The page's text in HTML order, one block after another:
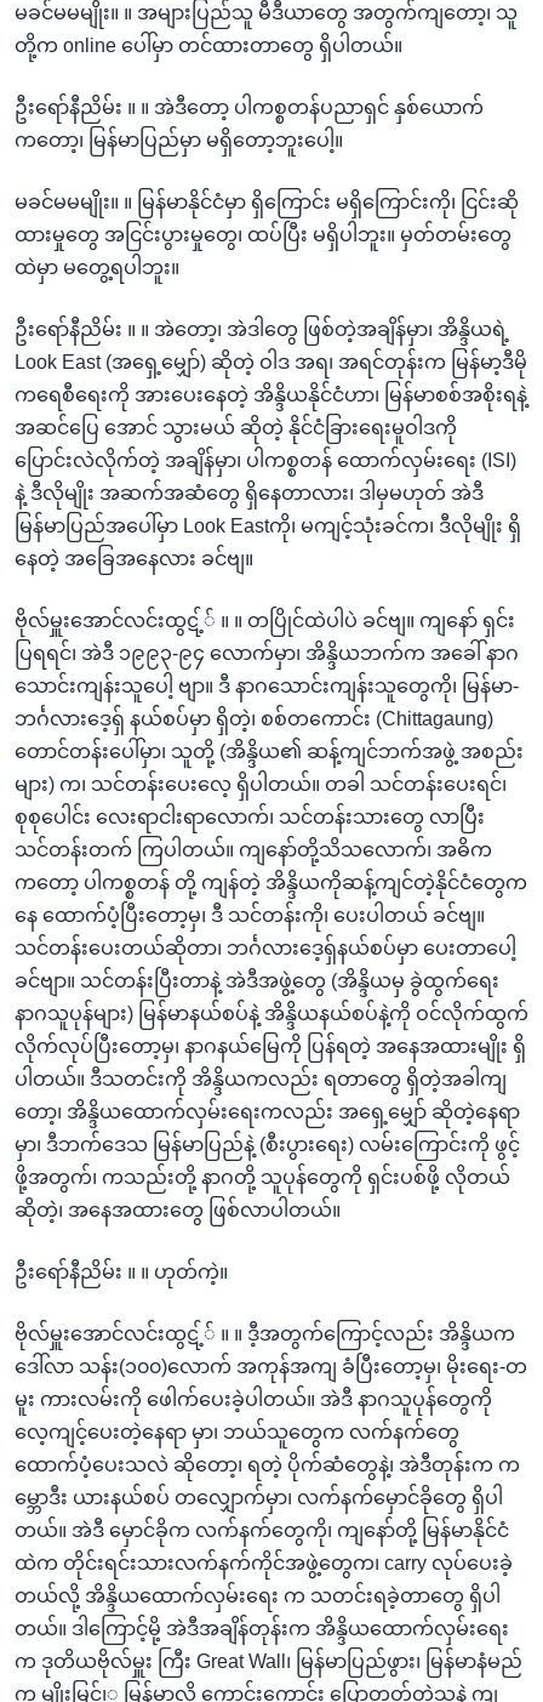
မခင်မမမျိုး။ ။ အများပြည်သူ မီဒီယာတွေ အတွက်ကျတော့၊ သူ
တို့က online ပေါ်မှာ တင်ထားတာတွေ ရှိပါတယ်။
ဦးရော်နီညိမ်း ။ ။ အဲဒီတော့ ပါကစ္စတန်ပညာရှင် နှစ်ယောက်
ကတော့၊ မြန်မာပြည်မှာ မရှိတော့ဘူးပေါ့။
မခင်မမမျိုး။ ။ မြန်မာနိုင်ငံမှာ ရှိကြောင်း မရှိကြောင်းကို၊ ငြင်းဆို
ထားမှုတွေ အငြင်းပွားမှုတွေ၊ ထပ်ပြီး မရှိပါဘူး။ မှတ်တမ်းတွေ
ထဲမှာ မတွေ့ရပါဘူး။
ဦးရော်နီညိမ်း ။ ။ အဲတော့၊ အဲဒါတွေ ဖြစ်တဲ့အချိန်မှာ၊ အိန္ဒိယရဲ့
Look East (အရှေ့မျှော်) ဆိုတဲ့ ဝါဒ အရ၊ အရင်တုန်းက မြန်မာ့ဒီမို
ကရေစီရေးကို အားပေးနေတဲ့ အိန္ဒိယနိုင်ငံဟာ၊ မြန်မာစစ်အစိုးရနဲ့
အဆင်ပြေ အောင် သွားမယ် ဆိုတဲ့ နိုင်ငံခြားရေးမူဝါဒကို
ပြောင်းလဲလိုက်တဲ့ အချိန်မှာ၊ ပါကစ္စတန် ထောက်လှမ်းရေး (ISI)
နဲ့ ဒီလိုမျိုး အဆက်အဆံတွေ ရှိနေတာလား၊ ဒါမှမဟုတ် အဲဒီ
မြန်မာပြည်အပေါ်မှာ Look Eastကို၊ မကျင့်သုံးခင်က၊ ဒီလိုမျိုး ရှိ
နေတဲ့ အခြေအနေလား ခင်ဗျ။
ဗိုလ်မှူးအောင်လင်းထွဋ့်် ။ ။ တပြိုင်ထဲပါပဲ ခင်ဗျ။ ကျနော် ရှင်း
ပြရရင်၊ အဲဒီ ၁၉၉၃-၉၄ လောက်မှာ၊ အိန္ဒိယဘက်က အခေါ် နာဂ
သောင်းကျန်းသူပေါ့ ဗျာ။ ဒီ နာဂသောင်းကျန်းသူတွေကို၊ မြန်မာ-
ဘင်္ဂလားဒေ့ရှ် နယ်စပ်မှာ ရှိတဲ့၊ စစ်တကောင်း (Chittagaung)
တောင်တန်းပေါ်မှာ၊ သူတို့ (အိန္ဒိယ၏ ဆန့်ကျင်ဘက်အဖွဲ့ အစည်း
များ) က၊ သင်တန်းပေးလေ့ ရှိပါတယ်။ တခါ သင်တန်းပေးရင်၊
စုစုပေါင်း လေးရာငါးရာလောက်၊ သင်တန်းသားတွေ လာပြီး
သင်တန်းတက် ကြပါတယ်။ ကျနော်တို့သိသလောက်၊ အဓိက
ကတော့ ပါကစ္စတန် တို့ ကျန်တဲ့ အိန္ဒိယကိုဆန့်ကျင်တဲ့နိုင်ငံတွေက
နေ ထောက်ပံ့ပြီးတော့မှ၊ ဒီ သင်တန်းကို၊ ပေးပါတယ် ခင်ဗျ။
သင်တန်းပေးတယ်ဆိုတာ၊ ဘင်္ဂလားဒေ့ရှ်နယ်စပ်မှာ ပေးတာပေါ့
ခင်ဗျာ။ သင်တန်းပြီးတာနဲ့ အဲဒီအဖွဲ့တွေ (အိန္ဒိယမှ ခွဲထွက်ရေး
နာဂသူပုန်များ) မြန်မာနယ်စပ်နဲ့ အိန္ဒိယနယ်စပ်နဲ့ကို ဝင်လိုက်ထွက်
လိုက်လုပ်ပြီးတော့မှ၊ နာဂနယ်မြေကို ပြန်ရတဲ့ အနေအထားမျိုး ရှိ
ပါတယ်။ ဒီသတင်းကို အိန္ဒိယကလည်း ရတာတွေ ရှိတဲ့အခါကျ
တော့၊ အိန္ဒိယထောက်လှမ်းရေးကလည်း အရှေ့မျှော် ဆိုတဲ့နေရာ
မှာ၊ ဒီဘက်ဒေသ မြန်မာပြည်နဲ့ (စီးပွားရေး) လမ်းကြောင်းကို ဖွင့်
ဖို့အတွက်၊ ကသည်းတို့ နာဂတို့ သူပုန်တွေကို ရှင်းပစ်ဖို့ လိုတယ်
ဆိုတဲ့၊ အနေအထားတွေ ဖြစ်လာပါတယ်။
ဦးရော်နီညိမ်း ။ ။ ဟုတ်ကဲ့။
ဗိုလ်မှူးအောင်လင်းထွဋ့်် ။ ။ ဒီ့အတွက်ကြောင့်လည်း အိန္ဒိယက
ဒေါ်လာ သန်း(၁၀၀)လောက် အကုန်အကျ ခံပြီးတော့မှ၊ မိုးရေး-တ
မူး ကားလမ်းကို ဖေါက်ပေးခဲ့ပါတယ်။ အဲဒီ နာဂသူပုန်တွေကို
လေ့ကျင့်ပေးတဲ့နေရာ မှာ၊ ဘယ်သူတွေက လက်နက်တွေ
ထောက်ပံ့ပေးသလဲ ဆိုတော့၊ ရတဲ့ ပိုက်ဆံတွေနဲ့၊ အဲဒီတုန်းက က
မ္ဘောဒီး ယားနယ်စပ် တလျှောက်မှာ၊ လက်နက်မှောင်ခိုတွေ ရှိပါ
တယ်။ အဲဒီ မှောင်ခိုက လက်နက်တွေကို၊ ကျနော်တို့ မြန်မာနိုင်ငံ
ထဲက တိုင်းရင်းသားလက်နက်ကိုင်အဖွဲ့တွေက၊ carry လုပ်ပေးခဲ့
တယ်လို့ အိန္ဒိယထောက်လှမ်းရေး က သတင်းရခဲ့တာတွေ ရှိပါ
တယ်။ ဒါကြောင့်မို့ အဲဒီအချိန်တုန်းက အိန္ဒိယထောက်လှမ်းရေး
က ဒုတိယဗိုလ်မှူး ကြီး Great Wall၊ မြန်မာပြည်ဖွား၊ မြန်မာနံမည်
က မျိုးမြင်၊့ မြန်မာလို ကောင်းကောင်း ပြောတတ်တဲ့သူနဲ့ ကျ